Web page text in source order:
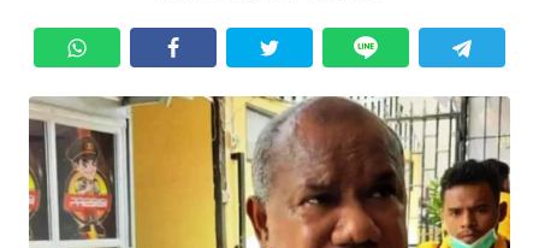
OPINI
Informasi
INDEKS
BERITA